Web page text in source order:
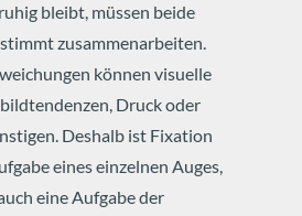
bleibt, müssen beide
zusammenarbeiten.
können visuelle
Druck oder
Deshalb ist Fixation
eines einzelnen Auges,
eine Aufgabe der